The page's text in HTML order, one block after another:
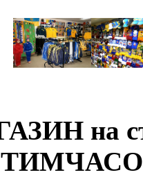
на